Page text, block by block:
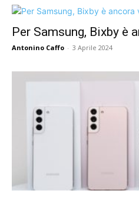
Per Samsung, Bixby è
Antonino Caffo - 3 Aprile 2024